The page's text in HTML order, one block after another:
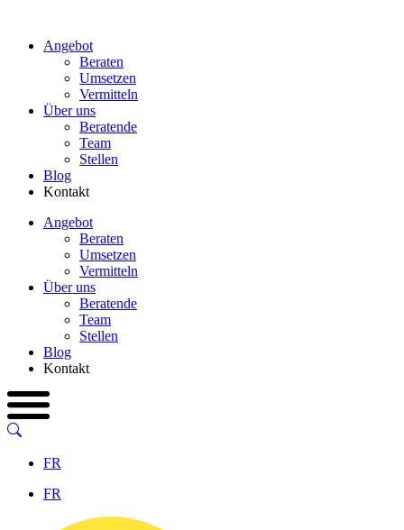
wechselnAngebot
Beraten
Umsetzen
Vermitteln
Über uns
Beratende
Team
Stellen
Blog
Kontakt
Angebot
Beraten
Umsetzen
Vermitteln
Über uns
Beratende
Team
Stellen
Blog
Kontakt
FR
FR